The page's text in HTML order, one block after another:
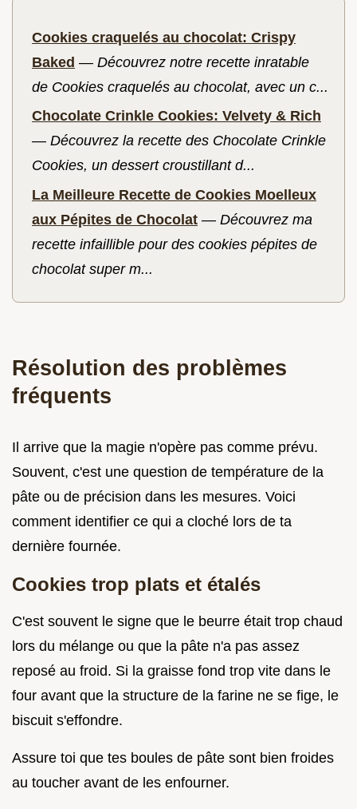
Cookies craquelés au chocolat: Crispy
Baked — Découvrez notre recette inratable
de Cookies craquelés au chocolat, avec un c...
Chocolate Crinkle Cookies: Velvety & Rich
— Découvrez la recette des Chocolate Crinkle
Cookies, un dessert croustillant d...
La Meilleure Recette de Cookies Moelleux
aux Pépites de Chocolat — Découvrez ma
recette infaillible pour des cookies pépites de
chocolat super m...
Résolution des problèmes
fréquents
Il arrive que la magie n'opère pas comme prévu.
Souvent, c'est une question de température de la
pâte ou de précision dans les mesures. Voici
comment identifier ce qui a cloché lors de ta
dernière fournée.
Cookies trop plats et étalés
C'est souvent le signe que le beurre était trop chaud
lors du mélange ou que la pâte n'a pas assez
reposé au froid. Si la graisse fond trop vite dans le
four avant que la structure de la farine ne se fige, le
biscuit s'effondre.
Assure toi que tes boules de pâte sont bien froides
au toucher avant de les enfourner.